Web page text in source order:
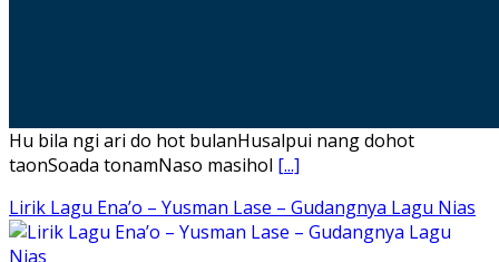
Hu bila ngi ari do hot bulanHusalpui nang dohot
taonSoada tonamNaso masihol [...]
Lirik Lagu Ena’o – Yusman Lase – Gudangnya Lagu Nias